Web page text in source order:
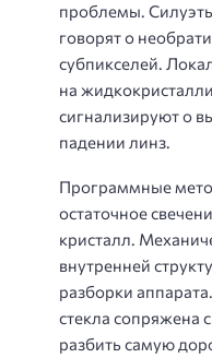
проблемы.
говорят о
субпикселей.
на
сигнализируют о
падении линз.
Программные
остаточное
кристалл.
внутренней
разборки
стекла сопряжена
разбить самую